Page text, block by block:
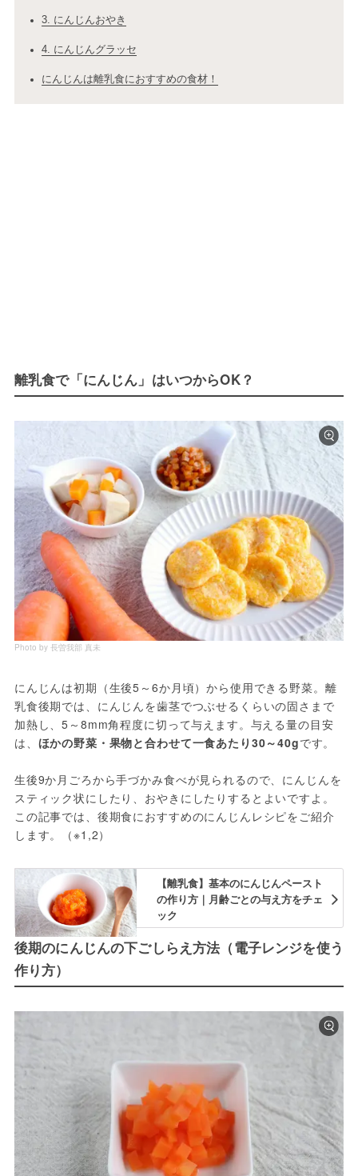
3. にんじんおやき
4. にんじんグラッセ
にんじんは離乳食におすすめの食材！
離乳食で「にんじん」はいつからOK？
Photo by 長曽我部 真未
にんじんは初期（生後5～6か月頃）から使用できる野菜。離
乳食後期では、にんじんを歯茎でつぶせるくらいの固さまで
加熱し、5～8mm角程度に切って与えます。与える量の目安
は、 ほかの野菜・果物と合わせて一食あたり30～40gです。
生後9か月ごろから手づかみ食べが見られるので、にんじんを
スティック状にしたり、おやきにしたりするとよいですよ。
この記事では、後期食におすすめのにんじんレシピをご紹介
します。（※1,2）
【離乳食】基本のにんじんペースト
の作り方｜月齢ごとの与え方をチェ
ック
後期のにんじんの下ごしらえ方法（電子レンジを使う
作り方）